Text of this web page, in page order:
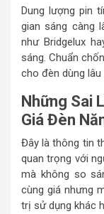
Dung lượng pin
gian sáng càng
như Bridgelux
sáng. Chuẩn
cho đèn dùng
Những Sai
Giá Đèn
Đây là thông tin
quan trọng với
mà không so
cùng giá nhưng
trị sử dụng khác